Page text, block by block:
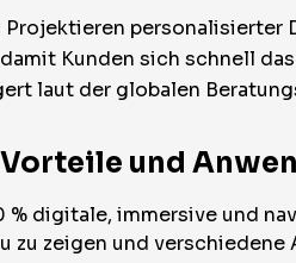
Kunden sich schnell
laut der globalen
und
% digitale, immersive und
zu zeigen und